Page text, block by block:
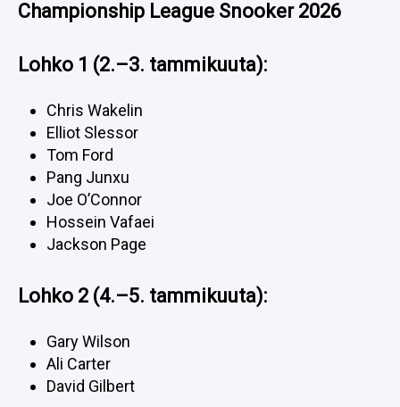
Championship League Snooker 2026
Lohko 1 (2.–3. tammikuuta):
Chris Wakelin
Elliot Slessor
Tom Ford
Pang Junxu
Joe O’Connor
Hossein Vafaei
Jackson Page
Lohko 2 (4.–5. tammikuuta):
Gary Wilson
Ali Carter
David Gilbert